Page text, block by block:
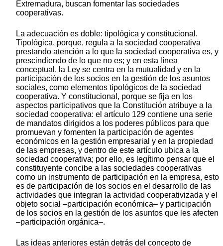
Extremadura, buscan fomentar las sociedades
cooperativas.
La adecuación es doble: tipológica y constitucional.
Tipológica, porque, regula a la sociedad cooperativa
prestando atención a lo que la sociedad cooperativa es, y
prescindiendo de lo que no es; y en esta línea
conceptual, la Ley se centra en la mutualidad y en la
participación de los socios en la gestión de los asuntos
sociales, como elementos tipológicos de la sociedad
cooperativa. Y constitucional, porque se fija en los
aspectos participativos que la Constitución atribuye a la
sociedad cooperativa: el artículo 129 contiene una serie
de mandatos dirigidos a los poderes públicos para que
promuevan y fomenten la participación de agentes
económicos en la gestión empresarial y en la propiedad
de las empresas, y dentro de este artículo ubica a la
sociedad cooperativa; por ello, es legítimo pensar que el
constituyente concibe a las sociedades cooperativas
como un instrumento de participación en la empresa, esto
es de participación de los socios en el desarrollo de las
actividades que integran la actividad cooperativizada y el
objeto social –participación económica– y participación
de los socios en la gestión de los asuntos que les afecten
–participación orgánica–.
Las ideas anteriores están detrás del concepto de